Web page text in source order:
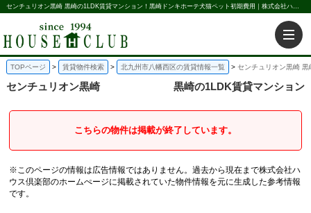
センチュリオン黒崎 黒崎の1LDK賃貸マンション！黒崎ドンキホーテ犬猫ペット初期費用｜株式会社ハウス倶楽部
TOPページ 賃貸物件検索 北九州市八幡西区の賃貸情報一覧 センチュリオン黒崎
センチュリオン黒崎 黒崎の1LDK賃貸マンション
こちらの物件は掲載が終了しています。
※このページの情報は広告情報ではありません。過去から現在まで株式会社ハ
ウス倶楽部のホームぺージに掲載されていた物件情報を元に生成した参考情報
です。